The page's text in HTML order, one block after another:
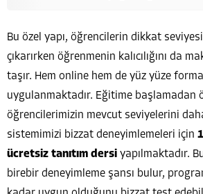
Bu özel yapı, öğrencilerin dikkat
çıkarırken öğrenmenin kalıcılığını da
taşır. Hem online hem de yüz yüze
uygulanmaktadır. Eğitime başlamadan
öğrencilerimizin mevcut seviyelerini
sistemimizi bizzat deneyimlemeleri için
ücretsiz tanıtım dersi yapılmaktadır.
birebir deneyimleme şansı bulur,